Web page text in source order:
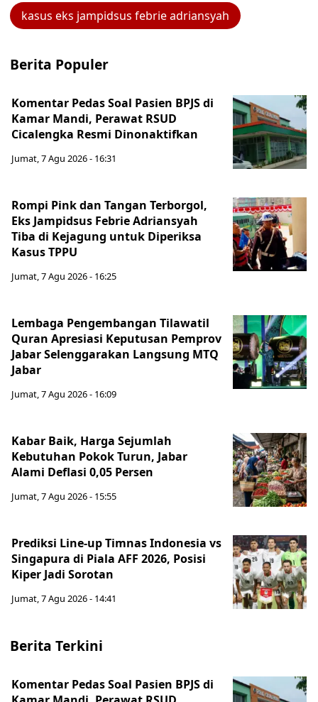
kasus eks jampidsus febrie adriansyah
Berita Populer
Komentar Pedas Soal Pasien BPJS di
Kamar Mandi, Perawat RSUD
Cicalengka Resmi Dinonaktifkan
Jumat, 7 Agu 2026 - 16:31
Rompi Pink dan Tangan Terborgol,
Eks Jampidsus Febrie Adriansyah
Tiba di Kejagung untuk Diperiksa
Kasus TPPU
Jumat, 7 Agu 2026 - 16:25
Lembaga Pengembangan Tilawatil
Quran Apresiasi Keputusan Pemprov
Jabar Selenggarakan Langsung MTQ
Jabar
Jumat, 7 Agu 2026 - 16:09
Kabar Baik, Harga Sejumlah
Kebutuhan Pokok Turun, Jabar
Alami Deflasi 0,05 Persen
Jumat, 7 Agu 2026 - 15:55
Prediksi Line-up Timnas Indonesia vs
Singapura di Piala AFF 2026, Posisi
Kiper Jadi Sorotan
Jumat, 7 Agu 2026 - 14:41
Berita Terkini
Komentar Pedas Soal Pasien BPJS di